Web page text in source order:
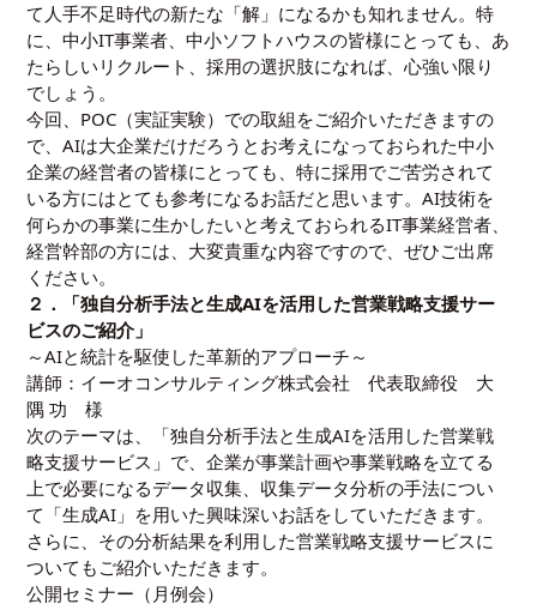
て人手不足時代の新たな「解」になるかも知れません。特
に、中小IT事業者、中小ソフトハウスの皆様にとっても、あ
たらしいリクルート、採用の選択肢になれば、心強い限り
でしょう。
今回、POC（実証実験）での取組をご紹介いただきますの
で、AIは大企業だけだろうとお考えになっておられた中小
企業の経営者の皆様にとっても、特に採用でご苦労されて
いる方にはとても参考になるお話だと思います。AI技術を
何らかの事業に生かしたいと考えておられるIT事業経営者、
経営幹部の方には、大変貴重な内容ですので、ぜひご出席
ください。
２．「独自分析手法と生成AIを活用した営業戦略支援サー
ビスのご紹介」
～AIと統計を駆使した革新的アプローチ～
講師： イーオコンサルティング株式会社 代表取締役 大
隅 功 様
次のテーマは、「独自分析手法と生成AIを活用した営業戦
略支援サービス」で、企業が事業計画や事業戦略を立てる
上で必要になるデータ収集、収集データ分析の手法につい
て「生成AI」を用いた興味深いお話をしていただきます。
さらに、その分析結果を利用した営業戦略支援サービスに
ついてもご紹介いただきます。
公開セミナー（月例会）